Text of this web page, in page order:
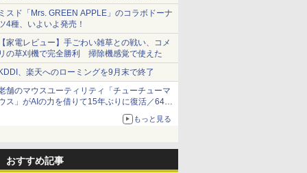
ョーツは1990円に
スド「Mrs. GREEN APPLE」のコラボドーナ
4種、いよいよ発売！
家電レビュー】手ごわい雑草との戦い、コメ
の草刈機で完全勝利 掃除機感覚で使えた
、楽天へのローミングを9月末で終了
舗のマウスユーティリティ「チューチューマ
ス」がAIの力を借りて15年ぶりに復活／64bit
、Windows 10/11、「Chrome」も走り回
。復活記念で2026年末まで500円
もっと見る
おすすめ記事